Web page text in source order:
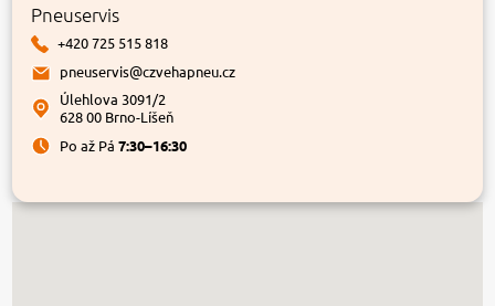
Pneuservis
+420 725 515 818
pneuservis@czvehapneu.cz
Úlehlova 3091/2
628 00 Brno-Líšeň
Po až Pá7:30–16:30